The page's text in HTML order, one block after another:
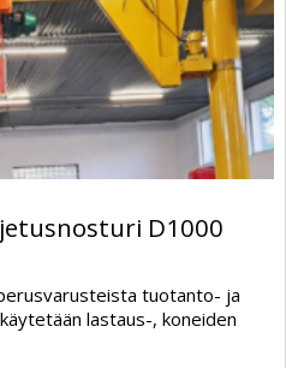
D1000
tuotanto- ja
lastaus-, koneiden